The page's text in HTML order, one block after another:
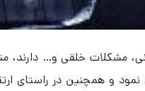
مشکلات خلقی و…
و همچنین در راستای